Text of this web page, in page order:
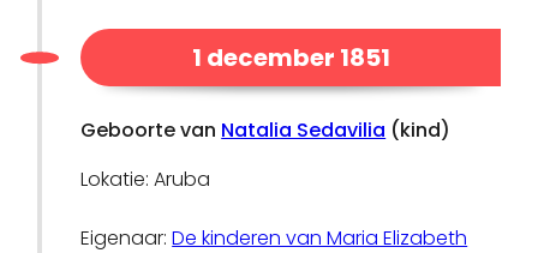
1 december 1851
Geboorte van Natalia Sedavilia (kind)
Lokatie: Aruba
Eigenaar:De kinderen van Maria Elizabeth